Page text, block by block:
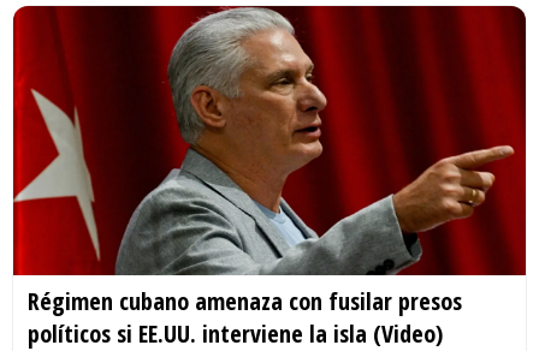
Régimen cubano amenaza con fusilar presos
políticos si EE.UU. interviene la isla (Video)